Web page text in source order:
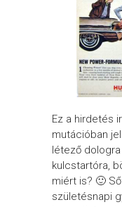
Ez a hirdetés
mutációban
létező
kulcstartóra,
miért is? 🙂
születésnapi